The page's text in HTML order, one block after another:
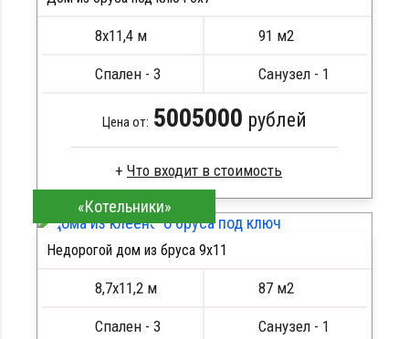
Сборка на березовые нагеля, джут
Металлические сваи 108 диаметр
ПОДРОБНЕЕ
8х11,4 м 91 м2
Спален - 3 Санузел - 1
Цена от: 5005000 рублей
Сухой брус
Стропила, балки 50х200 мм
Кровля металлочерепица
Сборка на березовые нагеля, джут
Металлические сваи 108 диаметр
ПОДРОБНЕЕ
«Котельники»
Недорогой дом из бруса 9х11
8,7х11,2 м 87 м2
Спален - 3 Санузел - 1